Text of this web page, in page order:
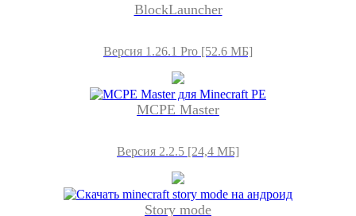
BlockLauncher
Версия 1.26.1 Pro [52.6 МБ]
MCPE Master
Версия 2.2.5 [24,4 МБ]
Story mode